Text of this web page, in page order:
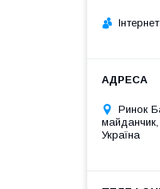
Ринок
майданчик,
Україна